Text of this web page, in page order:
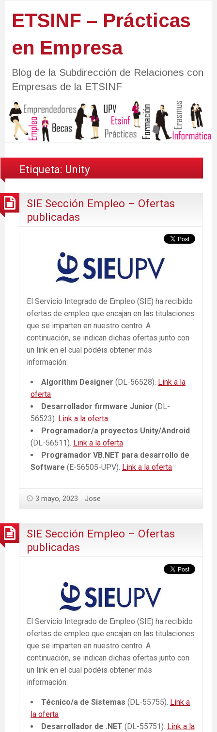
ETSINF – Prácticas
en Empresa
Blog de la Subdirección de Relaciones con
Empresas de la ETSINF
Etiqueta: Unity
SIE Sección Empleo – Ofertas
publicadas
El Servicio Integrado de Empleo (SIE) ha recibido
ofertas de empleo que encajan en las titulaciones
que se imparten en nuestro centro. A
continuación, se indican dichas ofertas junto con
un link en el cual podéis obtener más
información:
Algorithm Designer (DL-56528). Link a la
oferta
Desarrollador firmware Junior (DL-
56523). Link a la oferta
Programador/a proyectos Unity/Android
(DL-56511). Link a la oferta
Programador VB.NET para desarrollo de
Software (E-56505-UPV). Link a la oferta
3 mayo, 2023 Jose
SIE Sección Empleo – Ofertas
publicadas
El Servicio Integrado de Empleo (SIE) ha recibido
ofertas de empleo que encajan en las titulaciones
que se imparten en nuestro centro. A
continuación, se indican dichas ofertas junto con
un link en el cual podéis obtener más
información:
Técnico/a de Sistemas (DL-55755). Link a
la oferta
Desarrollador de .NET (DL-55751). Link a la